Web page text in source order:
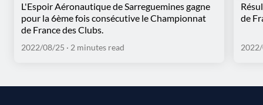
L'Espoir Aéronautique de Sarreguemines gagne
pour la 6ème fois consécutive le Championnat
de France des Clubs.
2022/08/25 · 2 minutes read
de